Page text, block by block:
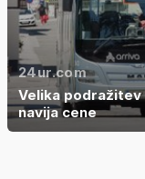
24ur.com
Velika
navija cene